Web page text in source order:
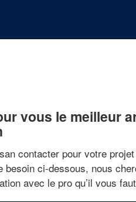
vous le meilleur
contacter pour votre
besoin ci-dessous, nous
avec le pro qu’il vous